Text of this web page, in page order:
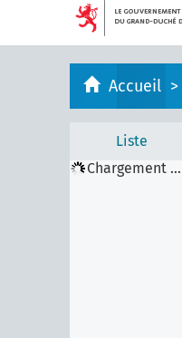
Accueil >
Liste
Chargement ...